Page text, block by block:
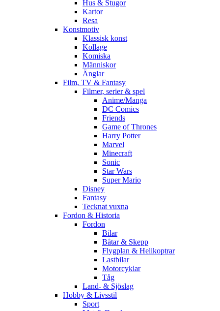
Hus & Stugor
Kartor
Resa
Konstmotiv
Klassisk konst
Kollage
Komiska
Människor
Änglar
Film, TV & Fantasy
Filmer, serier & spel
Anime/Manga
DC Comics
Friends
Game of Thrones
Harry Potter
Marvel
Minecraft
Sonic
Star Wars
Super Mario
Disney
Fantasy
Tecknat vuxna
Fordon & Historia
Fordon
Bilar
Båtar & Skepp
Flygplan & Helikoptrar
Lastbilar
Motorcyklar
Tåg
Land- & Sjöslag
Hobby & Livsstil
Sport